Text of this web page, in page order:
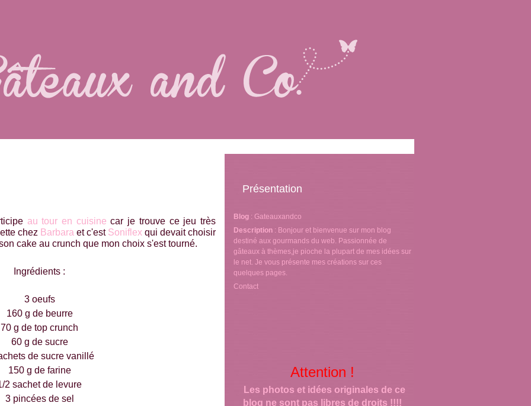
au tour en cuisine car je trouve ce jeu très
chez Barbara et c'est Soniflex qui devait choisir
cake au crunch que mon choix s'est tourné.
Ingrédients :
3 oeufs
160 g de beurre
70 g de top crunch
60 g de sucre
de sucre vanillé
150 g de farine
2 sachet de levure
3 pincées de sel
Présentation
Blog : Gateauxandco
Description : Bonjour et bienvenue sur mon blog
destiné aux gourmands du web. Passionnée de
gâteaux à thèmes,je pioche la plupart de mes idées sur
le net. Je vous présente mes créations sur ces
quelques pages.
Contact
Attention !
Les photos et idées originales de ce
blog ne sont pas libres de droits !!!!